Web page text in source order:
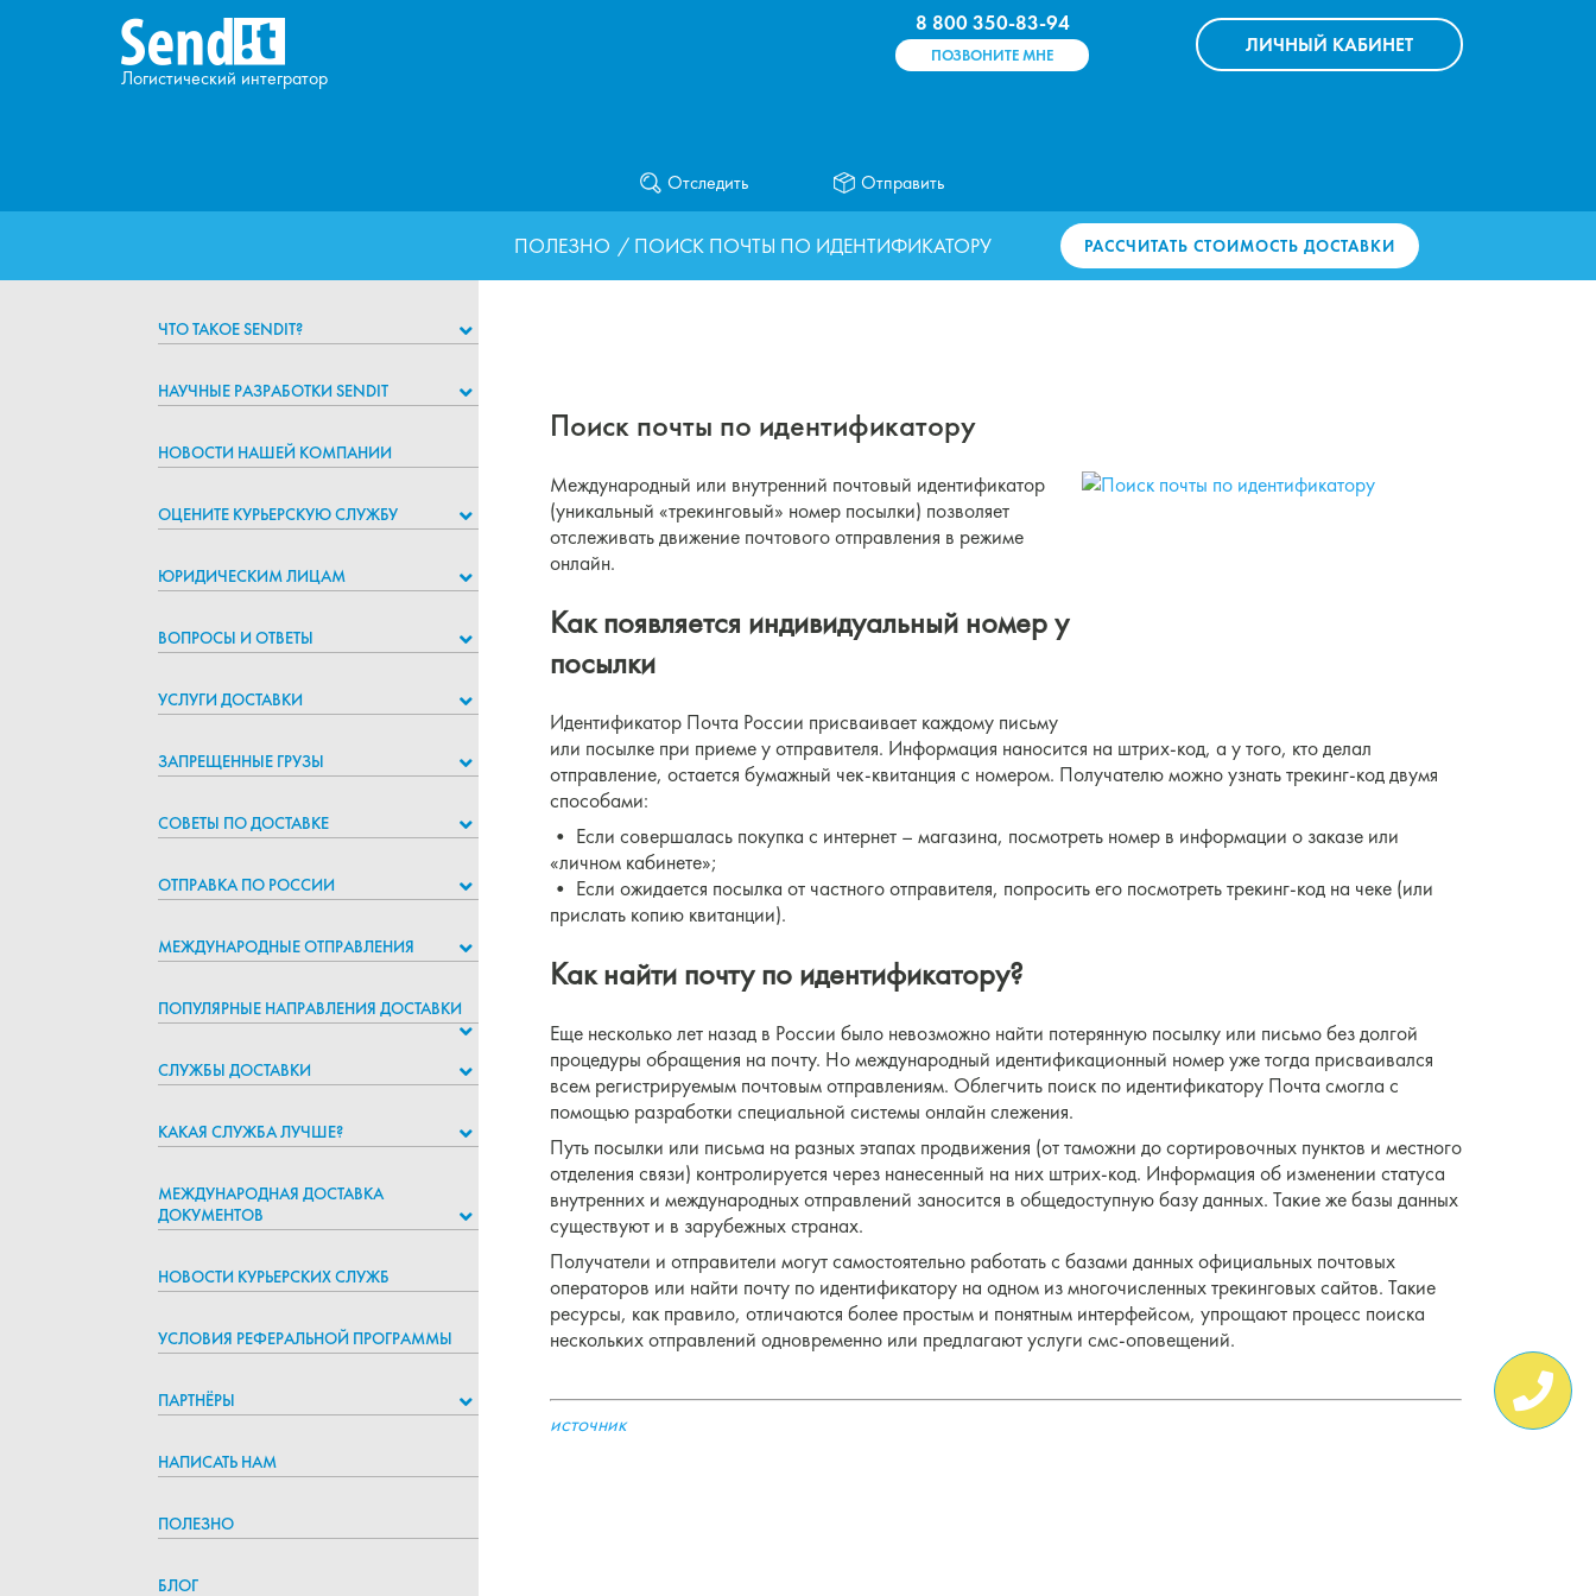
8 800 350-83-94
ПОЗВОНИТЕ МНЕ ЛИЧНЫЙ КАБИНЕТ
Логистический интегратор
Отследить Отправить
ПОЛЕЗНО / ПОИСК ПОЧТЫ ПО ИДЕНТИФИКАТОРУ РАССЧИТАТЬ СТОИМОСТЬ ДОСТАВКИ
ЧТО ТАКОЕ SENDIT?
НАУЧНЫЕ РАЗРАБОТКИ SENDIT
НОВОСТИ НАШЕЙ КОМПАНИИ
ОЦЕНИТЕ КУРЬЕРСКУЮ СЛУЖБУ
ЮРИДИЧЕСКИМ ЛИЦАМ
ВОПРОСЫ И ОТВЕТЫ
УСЛУГИ ДОСТАВКИ
ЗАПРЕЩЕННЫЕ ГРУЗЫ
СОВЕТЫ ПО ДОСТАВКЕ
ОТПРАВКА ПО РОССИИ
МЕЖДУНАРОДНЫЕ ОТПРАВЛЕНИЯ
ПОПУЛЯРНЫЕ НАПРАВЛЕНИЯ ДОСТАВКИ
СЛУЖБЫ ДОСТАВКИ
КАКАЯ СЛУЖБА ЛУЧШЕ?
МЕЖДУНАРОДНАЯ ДОСТАВКА
ДОКУМЕНТОВ
НОВОСТИ КУРЬЕРСКИХ СЛУЖБ
УСЛОВИЯ РЕФЕРАЛЬНОЙ ПРОГРАММЫ
ПАРТНЁРЫ
НАПИСАТЬ НАМ
ПОЛЕЗНО
БЛОГ
Поиск почты по идентификатору
Международный или внутренний почтовый идентификатор
(уникальный «трекинговый» номер посылки) позволяет
отслеживать движение почтового отправления в режиме
онлайн.
Как появляется индивидуальный номер у
посылки
Идентификатор Почта России присваивает каждому письму
или посылке при приеме у отправителя. Информация наносится на штрих-код, а у того, кто делал
отправление, остается бумажный чек-квитанция с номером. Получателю можно узнать трекинг-код двумя
способами:
• Если совершалась покупка с интернет – магазина, посмотреть номер в информации о заказе или
«личном кабинете»;
• Если ожидается посылка от частного отправителя, попросить его посмотреть трекинг-код на чеке (или
прислать копию квитанции).
Как найти почту по идентификатору?
Еще несколько лет назад в России было невозможно найти потерянную посылку или письмо без долгой
процедуры обращения на почту. Но международный идентификационный номер уже тогда присваивался
всем регистрируемым почтовым отправлениям. Облегчить поиск по идентификатору Почта смогла с
помощью разработки специальной системы онлайн слежения.
Путь посылки или письма на разных этапах продвижения (от таможни до сортировочных пунктов и местного
отделения связи) контролируется через нанесенный на них штрих-код. Информация об изменении статуса
внутренних и международных отправлений заносится в общедоступную базу данных. Такие же базы данных
существуют и в зарубежных странах.
Получатели и отправители могут самостоятельно работать с базами данных официальных почтовых
операторов или найти почту по идентификатору на одном из многочисленных трекинговых сайтов. Такие
ресурсы, как правило, отличаются более простым и понятным интерфейсом, упрощают процесс поиска
нескольких отправлений одновременно или предлагают услуги смс-оповещений.
источник